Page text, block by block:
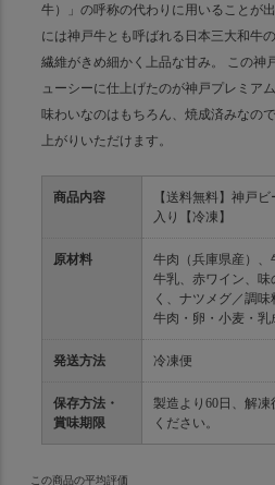
牛）」の呼称の代わりに用いることが
には神戸牛とも呼ばれる日本三大和牛
繊維がきめ細かく上品な甘み。 この神
ューシーに仕上げたのが神戸プレミア
味わいなのはもちろん、焼成済みなの
上がりいただけます。
商品内容
【送料無料】神戸
入り【冷凍】
原材料
牛肉（兵庫県産）、
牛乳、赤ワイン、
く、ナツメグ／調
牛肉・卵・小麦・乳
発送方法 冷凍便
保存方法・
賞味期限
製造より60日、解凍
ください。